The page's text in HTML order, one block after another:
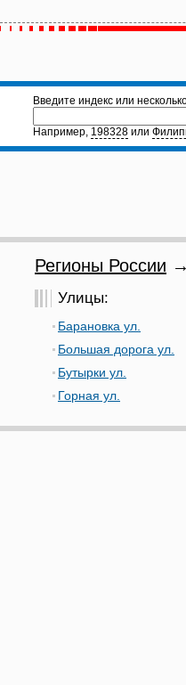
Введите индекс или
Например, 198328 или
Регионы России →
Улицы:
Барановка ул.
Большая дорога ул.
Бутырки ул.
Горная ул.